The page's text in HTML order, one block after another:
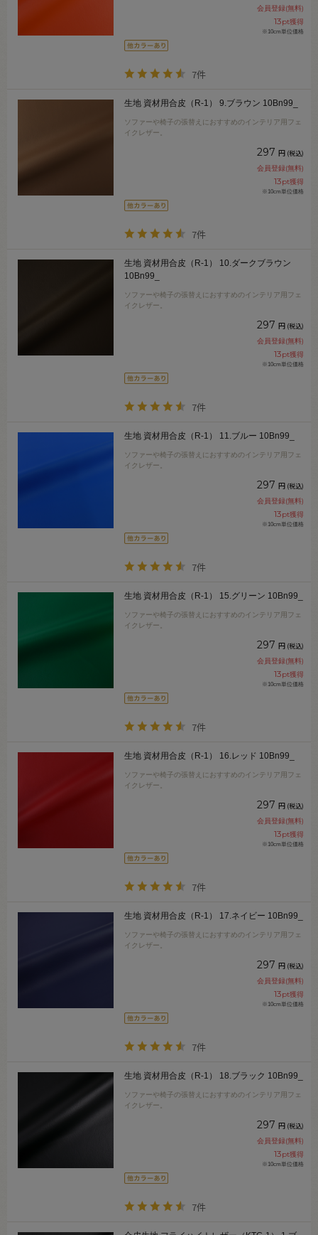
会員登録(無料)
13pt獲得
※10cm単位価格
7件
生地 資材用合皮（R-1） 9.ブラウン 10Bn99_
ソファーや椅子の張替えにおすすめのインテリア用フェ
イクレザー。
297 円 (税込)
会員登録(無料)
13pt獲得
※10cm単位価格
7件
生地 資材用合皮（R-1） 10.ダークブラウン
10Bn99_
ソファーや椅子の張替えにおすすめのインテリア用フェ
イクレザー。
297 円 (税込)
会員登録(無料)
13pt獲得
※10cm単位価格
7件
生地 資材用合皮（R-1） 11.ブルー 10Bn99_
ソファーや椅子の張替えにおすすめのインテリア用フェ
イクレザー。
297 円 (税込)
会員登録(無料)
13pt獲得
※10cm単位価格
7件
生地 資材用合皮（R-1） 15.グリーン 10Bn99_
ソファーや椅子の張替えにおすすめのインテリア用フェ
イクレザー。
297 円 (税込)
会員登録(無料)
13pt獲得
※10cm単位価格
7件
生地 資材用合皮（R-1） 16.レッド 10Bn99_
ソファーや椅子の張替えにおすすめのインテリア用フェ
イクレザー。
297 円 (税込)
会員登録(無料)
13pt獲得
※10cm単位価格
7件
生地 資材用合皮（R-1） 17.ネイビー 10Bn99_
ソファーや椅子の張替えにおすすめのインテリア用フェ
イクレザー。
297 円 (税込)
会員登録(無料)
13pt獲得
※10cm単位価格
7件
生地 資材用合皮（R-1） 18.ブラック 10Bn99_
ソファーや椅子の張替えにおすすめのインテリア用フェ
イクレザー。
297 円 (税込)
会員登録(無料)
13pt獲得
※10cm単位価格
7件